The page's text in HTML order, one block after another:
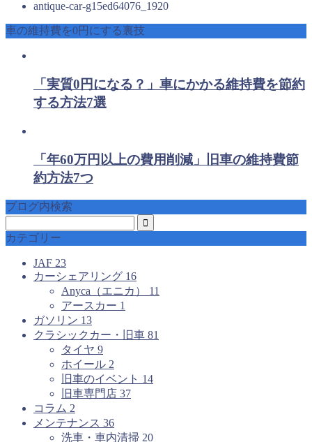
antique-car-g15ed64076_1920
車の維持費を0円にする裏技
「実質0円になる？」車にかかる維持費を節約
する方法7選
「年60万円以上の費用削減」旧車の維持費節
約方法7つ
ブログ内検索
カテゴリー
JAF 23
カーシェアリング 16
Anyca（エニカ） 11
アースカー 1
ガソリン 13
クラシックカー・旧車 81
タイヤ 9
ホイール 2
旧車のイベント 14
旧車専門店 37
コラム 2
メンテナンス 36
洗車・車内清掃 20